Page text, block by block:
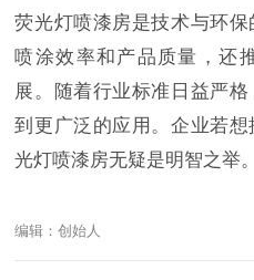
荧光灯喷漆房是技术与环
喷涂效率和产品质量，还
展。随着行业标准日益严
到更广泛的应用。企业若
光灯喷漆房无疑是明智之举。
编辑：创始人